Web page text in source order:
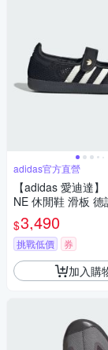
adidas官方直營
【adidas 愛迪達
NE 休閒鞋 滑板 德
鞋 復古 女鞋 -
0
$3,490
挑戰低價 券
加入購